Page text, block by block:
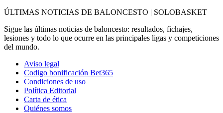
ÚLTIMAS NOTICIAS DE BALONCESTO | SOLOBASKET
Sigue las últimas noticias de baloncesto: resultados, fichajes,
lesiones y todo lo que ocurre en las principales ligas y competiciones
del mundo.
Aviso legal
Codigo bonificación Bet365
Condiciones de uso
Política Editorial
Carta de ética
Quiénes somos